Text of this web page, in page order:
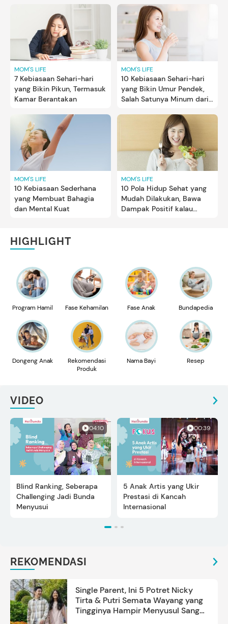
MOM'S LIFE
7 Kebiasaan Sehari-hari
yang Bikin Pikun, Termasuk
Kamar Berantakan
MOM'S LIFE
10 Kebiasaan Sehari-hari
yang Bikin Umur Pendek,
Salah Satunya Minum dari
MOM'S LIFE
10 Kebiasaan Sederhana
yang Membuat Bahagia
dan Mental Kuat
MOM'S LIFE
10 Pola Hidup Sehat yang
Mudah Dilakukan, Bawa
Dampak Positif kalau
HIGHLIGHT
Program Hamil Fase Kehamilan Fase Anak Bundapedia
Dongeng Anak
Rekomendasi
Produk
Nama Bayi Resep
VIDEO
04:10
Blind Ranking, Seberapa
Challenging Jadi Bunda
Menyusui
00:39
5 Anak Artis yang Ukir
Prestasi di Kancah
Internasional
REKOMENDASI
Single Parent, Ini 5 Potret Nicky
Tirta & Putri Semata Wayang yang
Tingginya Hampir Menyusul Sang